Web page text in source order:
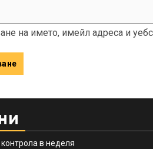
на името, имейл адреса и
в неделя